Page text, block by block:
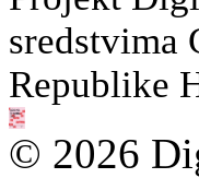
sredstvima
Republike
© 2026